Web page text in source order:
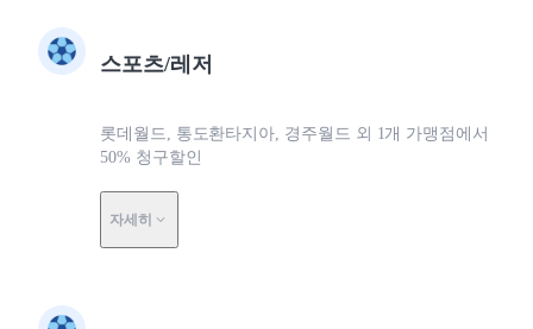
스포츠/레저
롯데월드, 통도환타지아, 경주월드 외 1개 가맹점에서
50% 청구할인
자세히